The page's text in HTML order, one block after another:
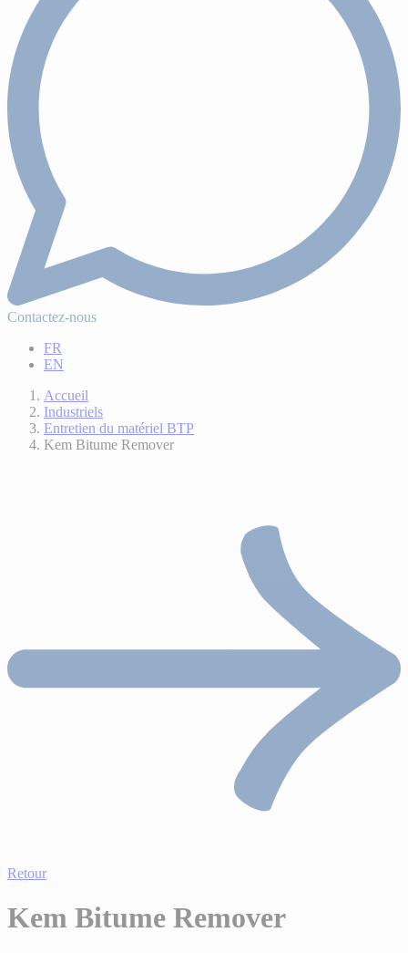
Contactez-nous
FR
EN
Accueil
Industriels
Entretien du matériel BTP
Kem Bitume Remover
Retour
Kem Bitume Remover